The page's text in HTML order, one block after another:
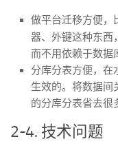
做平台迁移方便，
器、外键这种东西
而不用依赖于数据
分库分表方便，在
生效的。将数据间
的分库分表省去很
2-4. 技术问题